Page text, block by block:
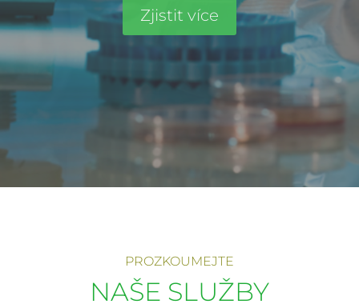
PROZKOUMEJTE
NAŠE SLUŽBY